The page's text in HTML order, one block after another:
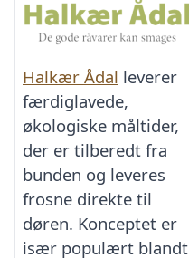
Halkær Ådal leverer
færdiglavede,
økologiske måltider,
der er tilberedt fra
bunden og leveres
frosne direkte til
døren. Konceptet er
især populært blandt